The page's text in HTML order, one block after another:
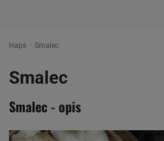
Haps Smalec
Smalec
Smalec - opis